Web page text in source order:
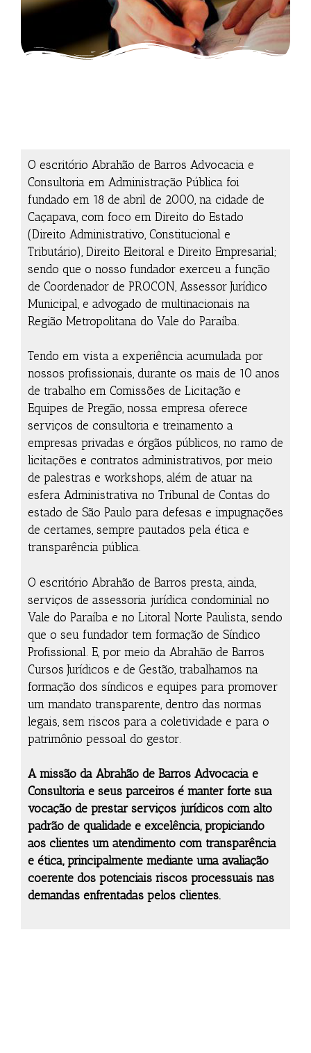
O escritório Abrahão de Barros Advocacia e
Consultoria em Administração Pública foi
fundado em 18 de abril de 2000, na cidade de
Caçapava, com foco em Direito do Estado
(Direito Administrativo, Constitucional e
Tributário), Direito Eleitoral e Direito Empresarial;
sendo que o nosso fundador exerceu a função
de Coordenador de PROCON, Assessor Jurídico
Municipal, e advogado de multinacionais na
Região Metropolitana do Vale do Paraíba.
Tendo em vista a experiência acumulada por
nossos profissionais, durante os mais de 10 anos
de trabalho em Comissões de Licitação e
Equipes de Pregão, nossa empresa oferece
serviços de consultoria e treinamento a
empresas privadas e órgãos públicos, no ramo de
licitações e contratos administrativos, por meio
de palestras e workshops, além de atuar na
esfera Administrativa no Tribunal de Contas do
estado de São Paulo para defesas e impugnações
de certames, sempre pautados pela ética e
transparência pública.
O escritório Abrahão de Barros presta, ainda,
serviços de assessoria jurídica condominial no
Vale do Paraíba e no Litoral Norte Paulista, sendo
que o seu fundador tem formação de Síndico
Profissional. E, por meio da Abrahão de Barros
Cursos Jurídicos e de Gestão, trabalhamos na
formação dos síndicos e equipes para promover
um mandato transparente, dentro das normas
legais, sem riscos para a coletividade e para o
patrimônio pessoal do gestor.
A missão da Abrahão de Barros Advocacia e
Consultoria e seus parceiros é manter forte sua
vocação de prestar serviços jurídicos com alto
padrão de qualidade e excelência, propiciando
aos clientes um atendimento com transparência
e ética, principalmente mediante uma avaliação
coerente dos potenciais riscos processuais nas
demandas enfrentadas pelos clientes.